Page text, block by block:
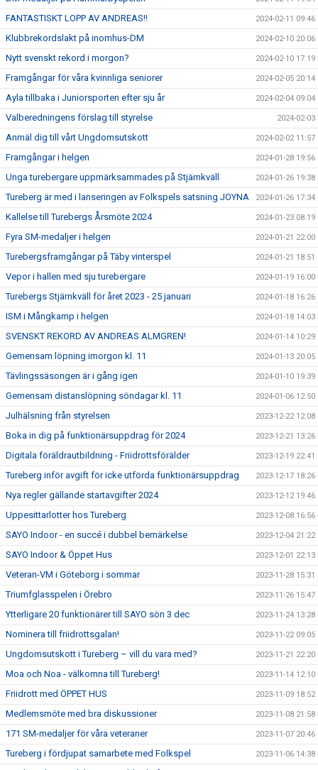
FANTASTISKT LOPP AV ANDREAS!! 2024-02-11 09:46
Klubbrekordslakt på inomhus-DM 2024-02-10 20:06
Nytt svenskt rekord i morgon? 2024-02-10 17:19
Framgångar för våra kvinnliga seniorer 2024-02-05 20:14
Ayla tillbaka i Juniorsporten efter sju år 2024-02-04 09:04
Valberedningens förslag till styrelse 2024-02-03
Anmäl dig till vårt Ungdomsutskott 2024-02-02 11:57
Framgångar i helgen 2024-01-28 19:56
Unga turebergare uppmärksammades på Stjärnkväll 2024-01-26 19:38
Tureberg är med i lanseringen av Folkspels satsning JOYNA 2024-01-26 17:34
Kallelse till Turebergs Årsmöte 2024 2024-01-23 08:19
Fyra SM-medaljer i helgen 2024-01-21 22:00
Turebergsframgångar på Täby vinterspel 2024-01-21 18:51
Vepor i hallen med sju turebergare 2024-01-19 16:00
Turebergs Stjärnkväll för året 2023 - 25 januari 2024-01-18 16:26
ISM i Mångkamp i helgen 2024-01-18 14:03
SVENSKT REKORD AV ANDREAS ALMGREN! 2024-01-14 10:29
Gemensam löpning imorgon kl. 11 2024-01-13 20:05
Tävlingssäsongen är i gång igen 2024-01-10 19:39
Gemensam distanslöpning söndagar kl. 11 2024-01-06 12:50
Julhälsning från styrelsen 2023-12-22 12:08
Boka in dig på funktionärsuppdrag för 2024 2023-12-21 13:26
Digitala föräldrautbildning - Friidrottsförälder 2023-12-19 22:41
Tureberg inför avgift för icke utförda funktionärsuppdrag 2023-12-17 18:26
Nya regler gällande startavgifter 2024 2023-12-12 19:46
Uppesittarlotter hos Tureberg 2023-12-08 16:56
SAYO Indoor - en succé i dubbel bemärkelse 2023-12-04 21:22
SAYO Indoor & Öppet Hus 2023-12-01 22:13
Veteran-VM i Göteborg i sommar 2023-11-28 15:31
Triumfglasspelen i Örebro 2023-11-26 15:47
Ytterligare 20 funktionärer till SAYO sön 3 dec 2023-11-24 13:28
Nominera till friidrottsgalan! 2023-11-22 09:05
Ungdomsutskott i Tureberg – vill du vara med? 2023-11-21 22:20
Moa och Noa - välkomna till Tureberg! 2023-11-14 12:10
Friidrott med ÖPPET HUS 2023-11-09 18:52
Medlemsmöte med bra diskussioner 2023-11-08 21:58
171 SM-medaljer för våra veteraner 2023-11-07 20:46
Tureberg i fördjupat samarbete med Folkspel 2023-11-06 14:38